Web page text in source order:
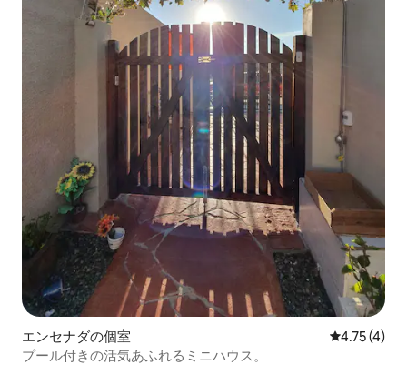
エンセナダの個室 レビュー4
4.75 (4)
プール付きの活気あふれるミニハウス。